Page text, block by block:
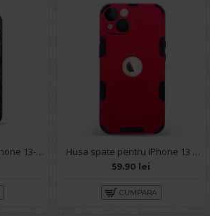
Husa spate pentru iPhone 13- Tomo case Visiniu Husa spate pentru iPhone 13 - Mantis Case Rosu / Negru
59.90 lei
CUMPARA